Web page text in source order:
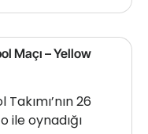
Maçı – Yellow
26
ile oynadığı